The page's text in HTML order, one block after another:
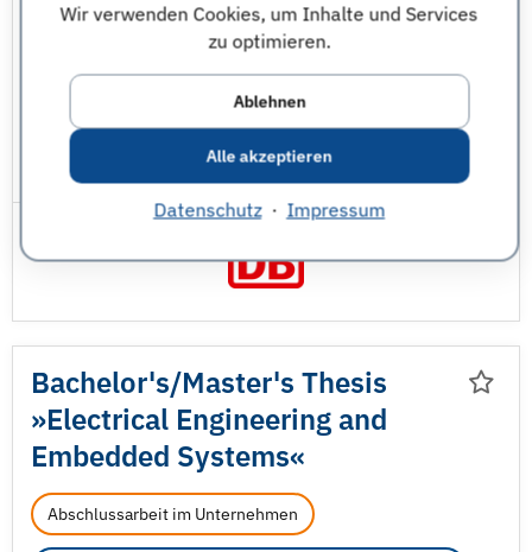
Wir verwenden Cookies, um Inhalte und Services
zu optimieren.
Ablehnen
Alle akzeptieren
Datenschutz· Impressum
Kommunikationswissenschaften
Nachrichten- und Informationstechnik
Wirtschaftsingenieurwesen
JobNr 1850426 | 06.08.2026
Bachelor's/Master's Thesis
»Electrical Engineering and
Embedded Systems«
Abschlussarbeit im Unternehmen